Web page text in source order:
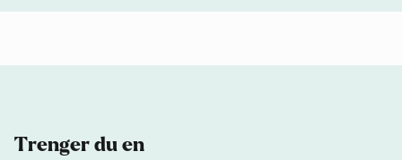
Trenger du en